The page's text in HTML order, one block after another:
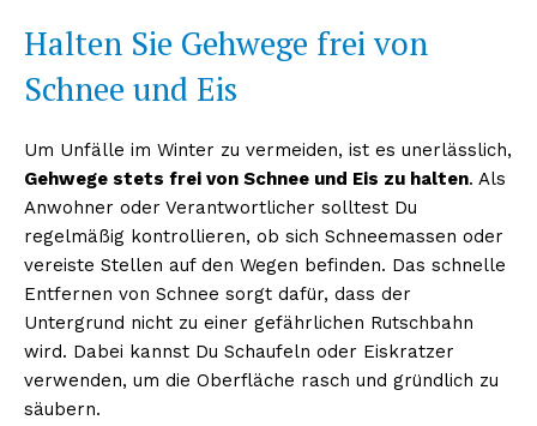
Halten Sie Gehwege frei von
Schnee und Eis
Um Unfälle im Winter zu vermeiden, ist es unerlässlich,
Gehwege stets frei von Schnee und Eis zu halten. Als
Anwohner oder Verantwortlicher solltest Du
regelmäßig kontrollieren, ob sich Schneemassen oder
vereiste Stellen auf den Wegen befinden. Das schnelle
Entfernen von Schnee sorgt dafür, dass der
Untergrund nicht zu einer gefährlichen Rutschbahn
wird. Dabei kannst Du Schaufeln oder Eiskratzer
verwenden, um die Oberfläche rasch und gründlich zu
säubern.